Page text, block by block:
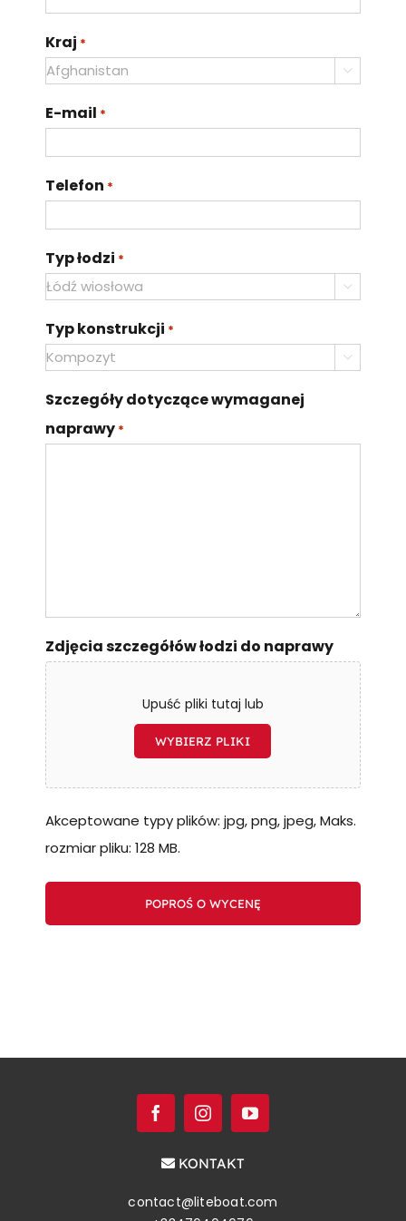
Kraj *

E-mail *
Telefon *
Typ łodzi *

Typ konstrukcji *

Szczegóły dotyczące wymaganej
naprawy *
Zdjęcia szczegółów łodzi do naprawy
Upuść pliki tutaj lub
WYBIERZ PLIKI
Akceptowane typy plików: jpg, png, jpeg, Maks.
rozmiar pliku: 128 MB.
KONTAKT
contact@liteboat.com